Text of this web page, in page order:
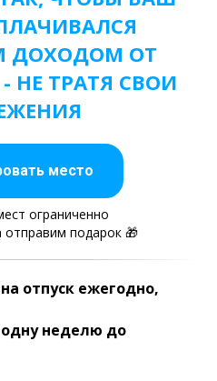
ДОХОДОМ ОТ
НЕ ТРАТЯ СВОИ
место
ограниченно
отправим подарок 🎁
отпуск ежегодно,
неделю до